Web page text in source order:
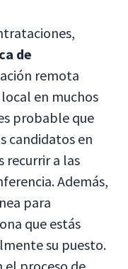
de
remota
en muchos
probable que
candidatos en
recurrir a las
Además,
para
que estás
su puesto.